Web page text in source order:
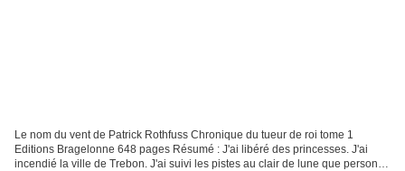
Le nom du vent de Patrick Rothfuss Chronique du tueur de roi tome 1
Editions Bragelonne 648 pages Résumé : J'ai libéré des princesses. J'ai
incendié la ville de Trebon. J'ai suivi les pistes au clair de lune que personne